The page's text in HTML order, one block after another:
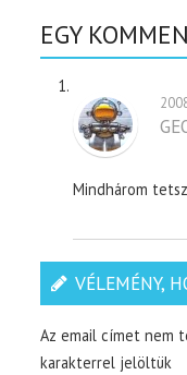
EGY
Mindhárom
VÉLEMÉNY,
Az email címet nem
karakterrel jelöltük